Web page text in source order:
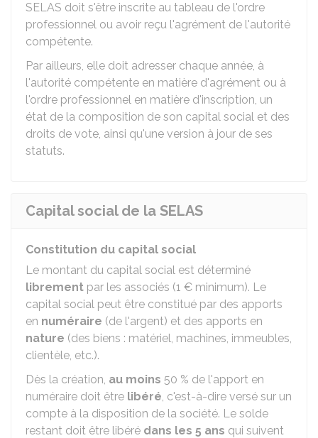
SELAS doit s'être inscrite au tableau de l'ordre
professionnel ou avoir reçu l'agrément de l'autorité
compétente.
Par ailleurs, elle doit adresser chaque année, à
l'autorité compétente en matière d'agrément ou à
l'ordre professionnel en matière d'inscription, un
état de la composition de son capital social et des
droits de vote, ainsi qu'une version à jour de ses
statuts.
Capital social de la SELAS
Constitution du capital social
Le montant du capital social est déterminé
librement par les associés (1 € minimum). Le
capital social peut être constitué par des apports
en numéraire (de l'argent) et des apports en
nature (des biens : matériel, machines, immeubles,
clientèle, etc.).
Dès la création, au moins 50 % de l'apport en
numéraire doit être libéré, c'est-à-dire versé sur un
compte à la disposition de la société. Le solde
restant doit être libéré dans les 5 ans qui suivent